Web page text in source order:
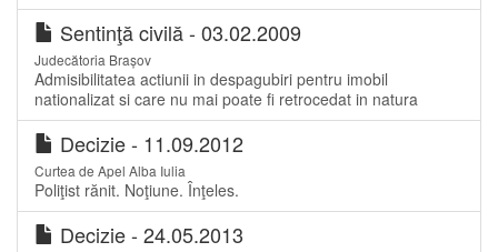
Sentinţă civilă - 03.02.2009
Judecătoria Brașov
Admisibilitatea actiunii in despagubiri pentru imobil
nationalizat si care nu mai poate fi retrocedat in natura
Decizie - 11.09.2012
Curtea de Apel Alba Iulia
Poliţist rănit. Noţiune. Înţeles.
Decizie - 24.05.2013